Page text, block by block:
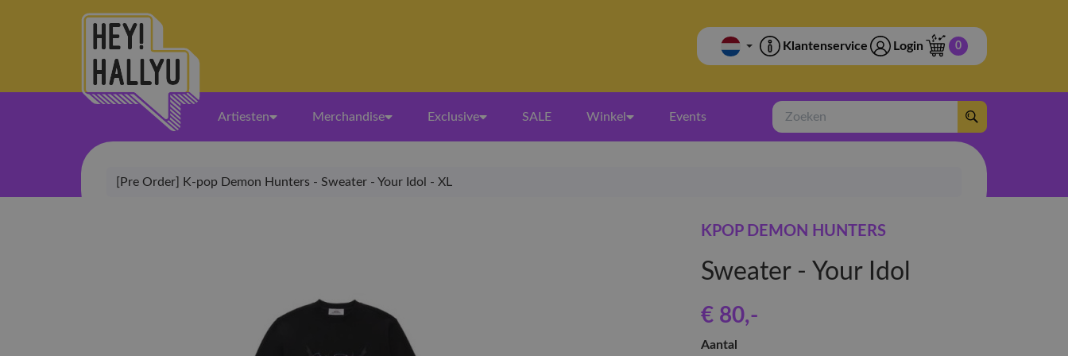
Klantenservice Login 0
Artiesten Merchandise Exclusive SALE Winkel Events
Zoeken
[Pre Order] K-pop Demon Hunters - Sweater - Your Idol - XL
KPOP DEMON HUNTERS
Sweater - Your Idol
€ 80,-
Aantal